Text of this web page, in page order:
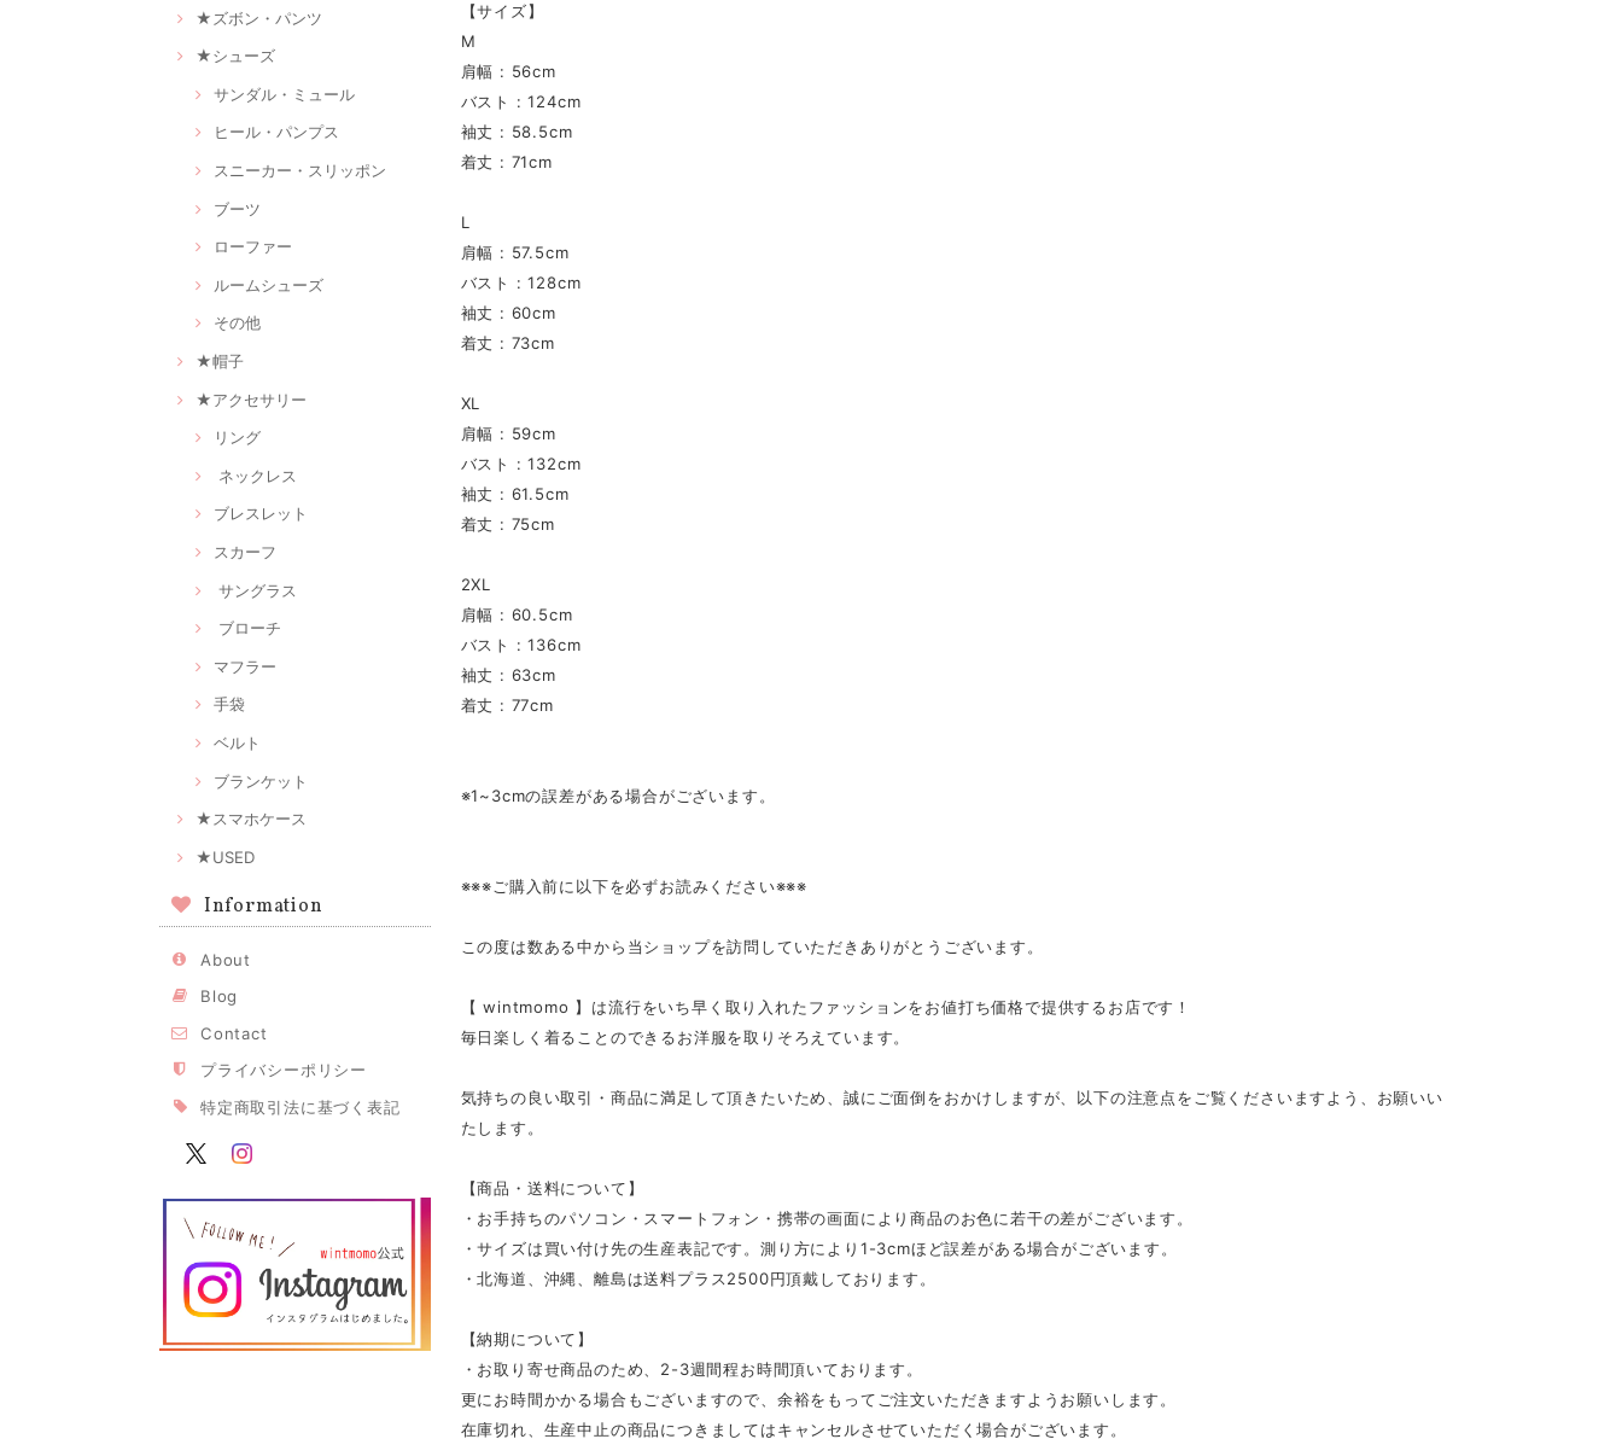
★ズボン・パンツ
★シューズ
サンダル・ミュール
ヒール・パンプス
スニーカー・スリッポン
ブーツ
ローファー
ルームシューズ
その他
★帽子
★アクセサリー
リング
ネックレス
ブレスレット
スカーフ
サングラス
ブローチ
マフラー
手袋
ベルト
ブランケット
★スマホケース
★USED
Information
About
Blog
Contact
プライバシーポリシー
特定商取引法に基づく表記
【サイズ】
M
肩幅 : 56cm
バスト : 124cm
袖丈 : 58.5cm
着丈 : 71cm
L
肩幅 : 57.5cm
バスト : 128cm
袖丈 : 60cm
着丈 : 73cm
XL
肩幅 : 59cm
バスト : 132cm
袖丈 : 61.5cm
着丈 : 75cm
2XL
肩幅 : 60.5cm
バスト : 136cm
袖丈 : 63cm
着丈 : 77cm
※1~3cmの誤差がある場合がございます。
※※※ご購入前に以下を必ずお読みください※※※
この度は数ある中から当ショップを訪問していただきありがとうございます。
【 wintmomo 】は流行をいち早く取り入れたファッションをお値打ち価格で提供するお店です！
毎日楽しく着ることのできるお洋服を取りそろえています。
気持ちの良い取引・商品に満足して頂きたいため、誠にご面倒をおかけしますが、以下の注意点をご覧くださいますよう、お願いい
たします。
【商品・送料について】
・お手持ちのパソコン・スマートフォン・携帯の画面により商品のお色に若干の差がございます。
・サイズは買い付け先の生産表記です。測り方により1-3cmほど誤差がある場合がございます。
・北海道、沖縄、離島は送料プラス2500円頂戴しております。
【納期について】
・お取り寄せ商品のため、2-3週間程お時間頂いております。
更にお時間かかる場合もございますので、余裕をもってご注文いただきますようお願いします。
在庫切れ、生産中止の商品につきましてはキャンセルさせていただく場合がございます。